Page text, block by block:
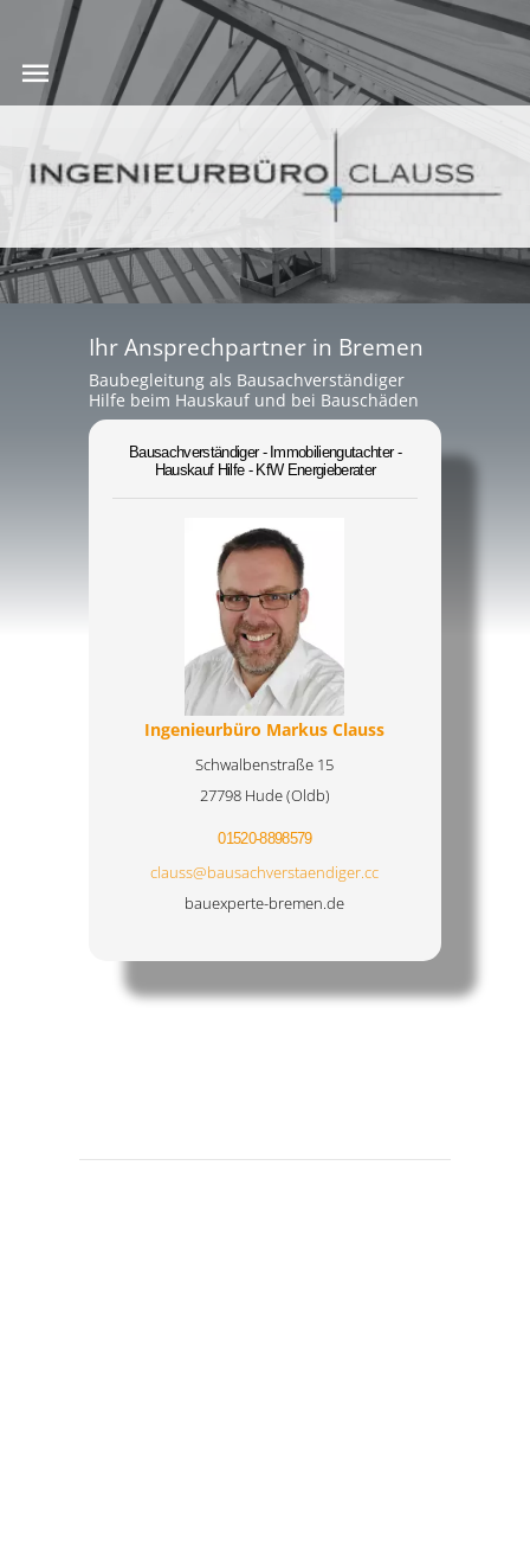
Ihr Ansprechpartner in Bremen
Baubegleitung als Bausachverständiger
Hilfe beim Hauskauf und bei Bauschäden
Bausachverständiger - Immobiliengutachter -
Hauskauf Hilfe - KfW Energieberater
Ingenieurbüro Markus Clauss
Schwalbenstraße 15
27798 Hude (Oldb)
01520-8898579
clauss@bausachverstaendiger.cc
bauexperte-bremen.de